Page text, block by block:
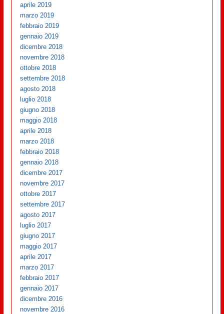
aprile 2019
marzo 2019
febbraio 2019
gennaio 2019
dicembre 2018
novembre 2018
ottobre 2018
settembre 2018
agosto 2018
luglio 2018
giugno 2018
maggio 2018
aprile 2018
marzo 2018
febbraio 2018
gennaio 2018
dicembre 2017
novembre 2017
ottobre 2017
settembre 2017
agosto 2017
luglio 2017
giugno 2017
maggio 2017
aprile 2017
marzo 2017
febbraio 2017
gennaio 2017
dicembre 2016
novembre 2016